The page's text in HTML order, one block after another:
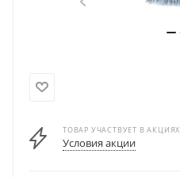
ТОВАР УЧАСТВУЕТ В АКЦИЯХ
Условия акции